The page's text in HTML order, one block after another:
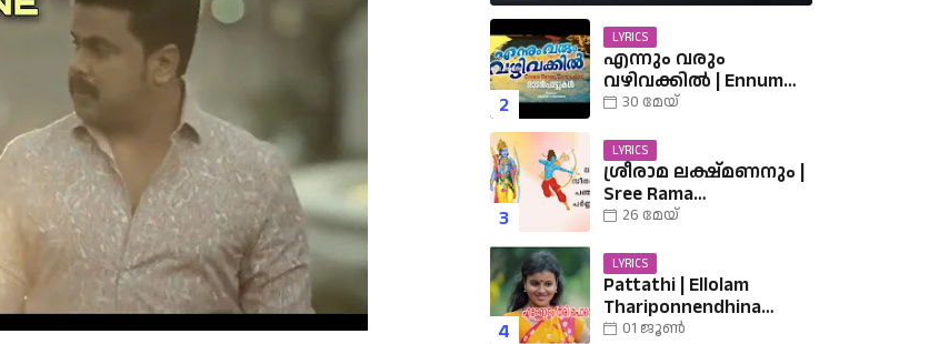
LYRICS
എന്നും വരും
വഴിവക്കിൽ | Ennum
Varum Vazhi Vakkil
30 മേയ്
LYRICS
ശ്രീരാമ ലക്ഷ്മണനും |
Sree Rama
Lakshmananum Lyrics |
Sreerama Song
Malayalam | Hindu
Devotional
26 മേയ്
LYRICS
Pattathi | Ellolam
Thariponnendhina
Lyrics | എള്ളോളം തരി
01 ജൂൺ